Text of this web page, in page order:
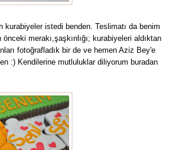
kurabiyeler istedi benden. Teslimatı da benim
merakı,şaşkınlığı; kurabiyeleri aldıktan
fotoğrafladık bir de ve hemen Aziz Bey'e
:) Kendilerine mutluluklar diliyorum buradan